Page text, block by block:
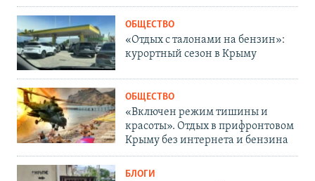
ОБЩЕСТВО
«Отдых с талонами на бензин»:
курортный сезон в Крыму
ОБЩЕСТВО
«Включен режим тишины и
красоты». Отдых в прифронтовом
Крыму без интернета и бензина
БЛОГИ